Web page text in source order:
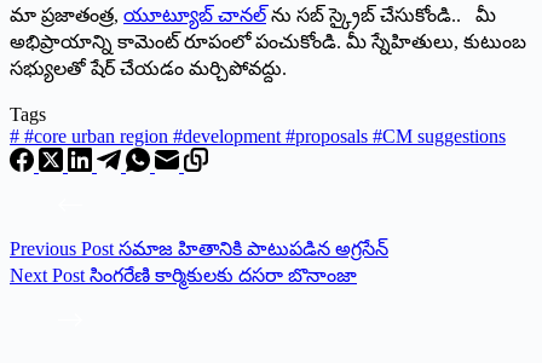
మా ప్రజాతంత్ర, యూట్యూబ్ చానల్ ను సబ్ స్క్రైబ్ చేసుకోండి.. మీ
అభిప్రాయాన్ని కామెంట్ రూపంలో పంచుకోండి. మీ స్నేహితులు, కుటుంబ
సభ్యులతో షేర్ చేయడం మర్చిపోవద్దు.
Tags
# #core urban region #development #proposals #CM suggestions
Previous Post సమాజ హితానికి పాటుపడిన అగ్రసేన్‌
Next Post సింగరేణి కార్మికులకు ద‌స‌రా బొనాంజా